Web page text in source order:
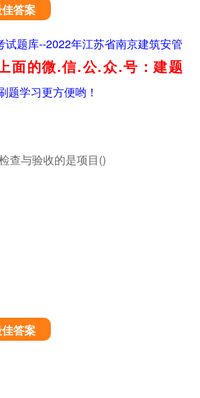
答案
试题库--2022年江苏省南京建筑安管
面的微.信.公.众.号：建题
题学习更方便哟！
查与验收的是项目()
答案